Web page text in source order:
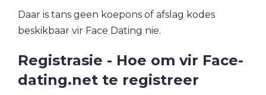
Daar is tans geen koepons of afslag kodes
beskikbaar vir Face Dating nie.
Registrasie - Hoe om vir Face-
dating.net te registreer